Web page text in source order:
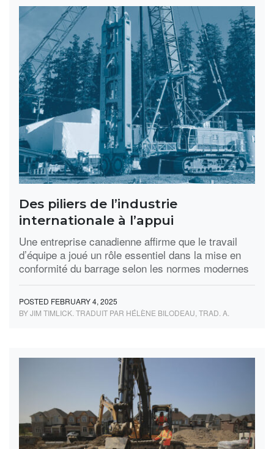
Des piliers de l’industrie
internationale à l’appui
Une entreprise canadienne affirme que le travail
d’équipe a joué un rôle essentiel dans la mise en
conformité du barrage selon les normes modernes
POSTED FEBRUARY 4, 2025
BY JIM TIMLICK. TRADUIT PAR HÉLÈNE BILODEAU, TRAD. A.